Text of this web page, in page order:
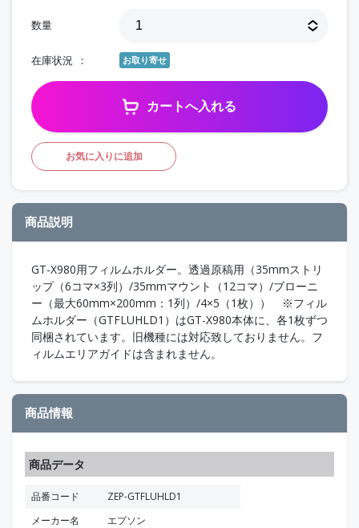
数量
在庫状況 お取り寄せ
カートへ入れる
お気に入りに追加
商品説明
GT-X980用フィルムホルダー。透過原稿用（35mmストリ
ップ（6コマ×3列）/35mmマウント（12コマ）/ブローニ
ー（最大60mm×200mm：1列）/4×5（1枚）） ※フィル
ムホルダー（GTFLUHLD1）はGT-X980本体に、各1枚ずつ
同梱されています。旧機種には対応致しておりません。フ
ィルムエリアガイドは含まれません。
商品情報
商品データ
品番コード
ZEP-GTFLUHLD1
メーカー名
エプソン